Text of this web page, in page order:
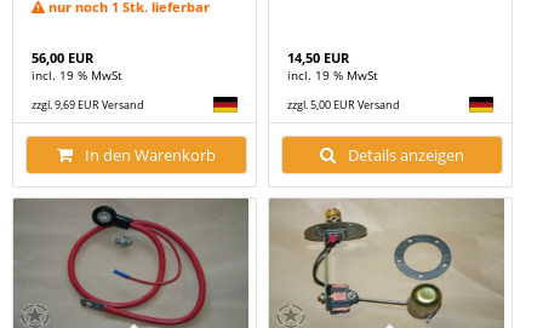
nur noch 1 Stk. lieferbar
56,00 EUR
incl. 19 % MwSt
zzgl. 9,69 EUR Versand
In den Warenkorb
14,50 EUR
incl. 19 % MwSt
zzgl. 5,00 EUR Versand
Details anzeigen